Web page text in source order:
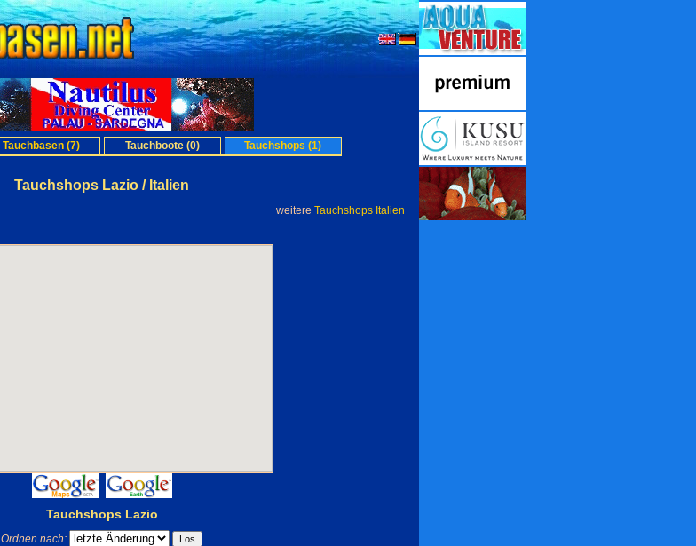
Tauchbasen (7) Tauchboote (0) Tauchshops (1)
Tauchshops Lazio / Italien
weitere Tauchshops Italien
Tauchshops Lazio
Ordnen nach: